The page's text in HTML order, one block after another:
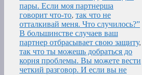
пары. Если моя партнерша
говорит что-то, так что не
отталкивай меня. Что случилось?”
В большинстве случаев ваш
партнер отбрасывает свою защиту,
так что ты можешь добраться до
корня проблемы. Вы можете вести
четкий разговор. И если вы не